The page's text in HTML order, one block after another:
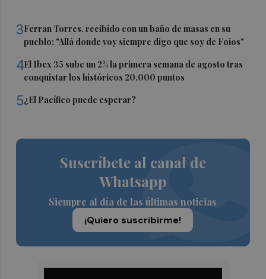
3Ferran Torres, recibido con un baño de masas en su
pueblo: "Allá donde voy siempre digo que soy de Foios"
4El Ibex 35 sube un 2% la primera semana de agosto tras
conquistar los históricos 20.000 puntos
5¿El Pacífico puede esperar?
Suscríbete al canal de
Whatsapp
Siempre al día de las últimas noticias
¡Quiero suscribirme!